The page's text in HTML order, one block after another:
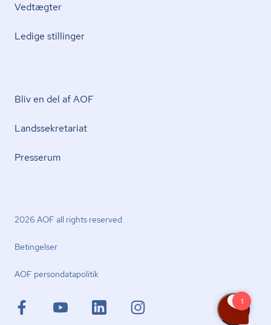
Vedtægter
Ledige stillinger
Bliv en del af AOF
Lands­se­kre­ta­ri­at
Presserum
2026 AOF all rights reserved
Betingelser
AOF per­son­da­ta­po­li­tik